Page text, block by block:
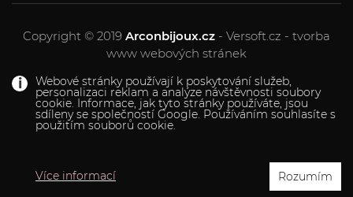
Webové stránky používají k poskytování služeb,
personalizaci reklam a analýze návštěvnosti soubory
cookie. Informace, jak tyto stránky používáte, jsou
sdíleny se společností Google. Používáním souhlasíte s
použitím souborů cookie.
Více informací Rozumím
Copyright © 2019 Arconbijoux.cz - Versoft.cz - tvorba
www webových stránek